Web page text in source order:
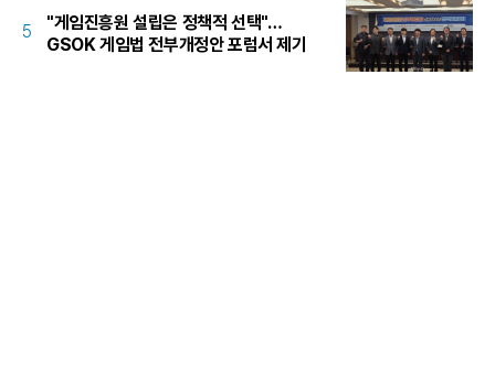
5
"게임진흥원 설립은 정책적 선택"…
GSOK 게임법 전부개정안 포럼서 제기